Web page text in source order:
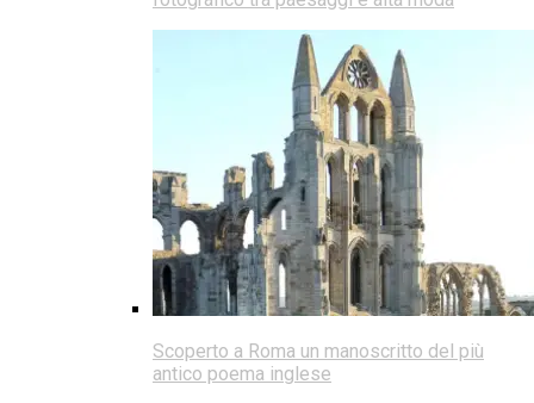
Scoperto a Roma un manoscritto del più
antico poema inglese